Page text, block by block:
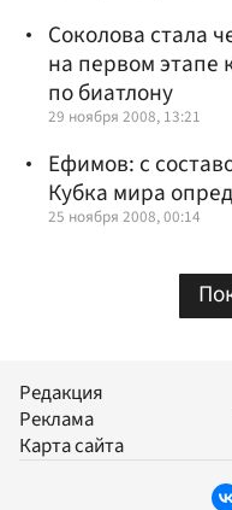
Соколова стала
на первом этапе
по биатлону
29 ноября 2008, 13:21
Ефимов: с
Кубка мира
25 ноября 2008, 00:14
Редакция
Реклама
Карта сайта